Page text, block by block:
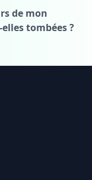
de mon
tombées ?